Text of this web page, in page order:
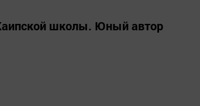
школы. Юный автор